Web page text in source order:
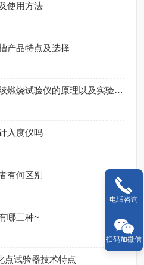
使用方法
产品特点及选择
SYP-21622易燃液体持续燃烧试验仪的原理以及实验步骤
入度仪吗
有何区别
哪三种~
点试验器技术特点
电话咨询
扫码加微信